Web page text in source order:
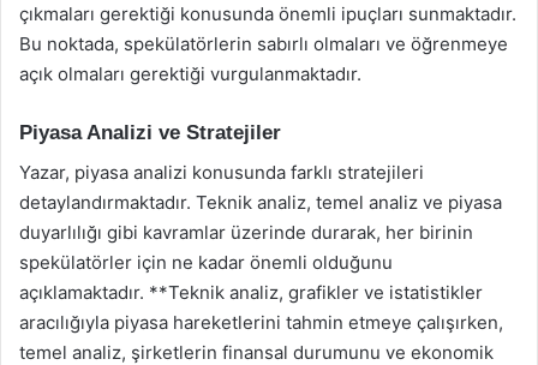
çıkmaları gerektiği konusunda önemli ipuçları sunmaktadır.
Bu noktada, spekülatörlerin sabırlı olmaları ve öğrenmeye
açık olmaları gerektiği vurgulanmaktadır.
Piyasa Analizi ve Stratejiler
Yazar, piyasa analizi konusunda farklı stratejileri
detaylandırmaktadır. Teknik analiz, temel analiz ve piyasa
duyarlılığı gibi kavramlar üzerinde durarak, her birinin
spekülatörler için ne kadar önemli olduğunu
açıklamaktadır. **Teknik analiz, grafikler ve istatistikler
aracılığıyla piyasa hareketlerini tahmin etmeye çalışırken,
temel analiz, şirketlerin finansal durumunu ve ekonomik